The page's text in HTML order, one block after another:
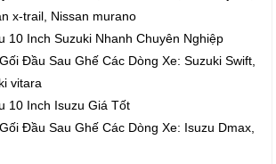
x-trail, Nissan murano
10 Inch Suzuki Nhanh Chuyên Nghiệp
Sau Ghế Các Dòng Xe: Suzuki Swift,
vitara
10 Inch Isuzu Giá Tốt
Sau Ghế Các Dòng Xe: Isuzu Dmax,